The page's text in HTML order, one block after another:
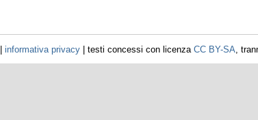
| informativa privacy| testi concessi con licenza CC BY-SA ,